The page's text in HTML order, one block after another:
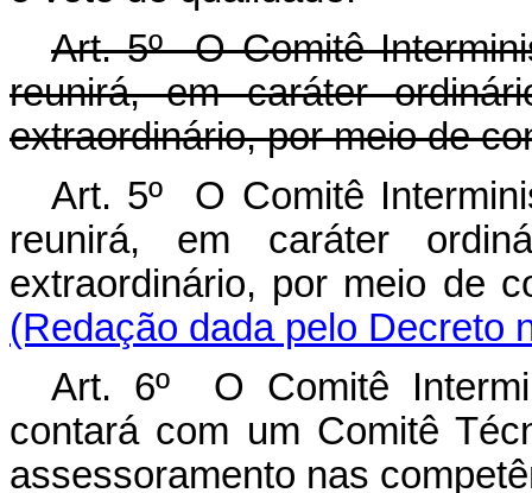
Art. 5º O Comitê
reunirá, em caráter
extraordinário, por meio de
Art. 5º O Comitê
reunirá, em caráter
extraordinário, por meio
(Redação dada pelo Decreto
Art. 6º O Comitê
contará com um Comitê
assessoramento nas